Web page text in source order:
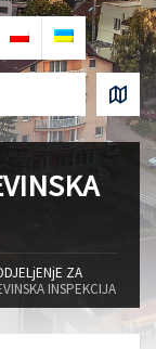
ZA
INSPEKCIJA